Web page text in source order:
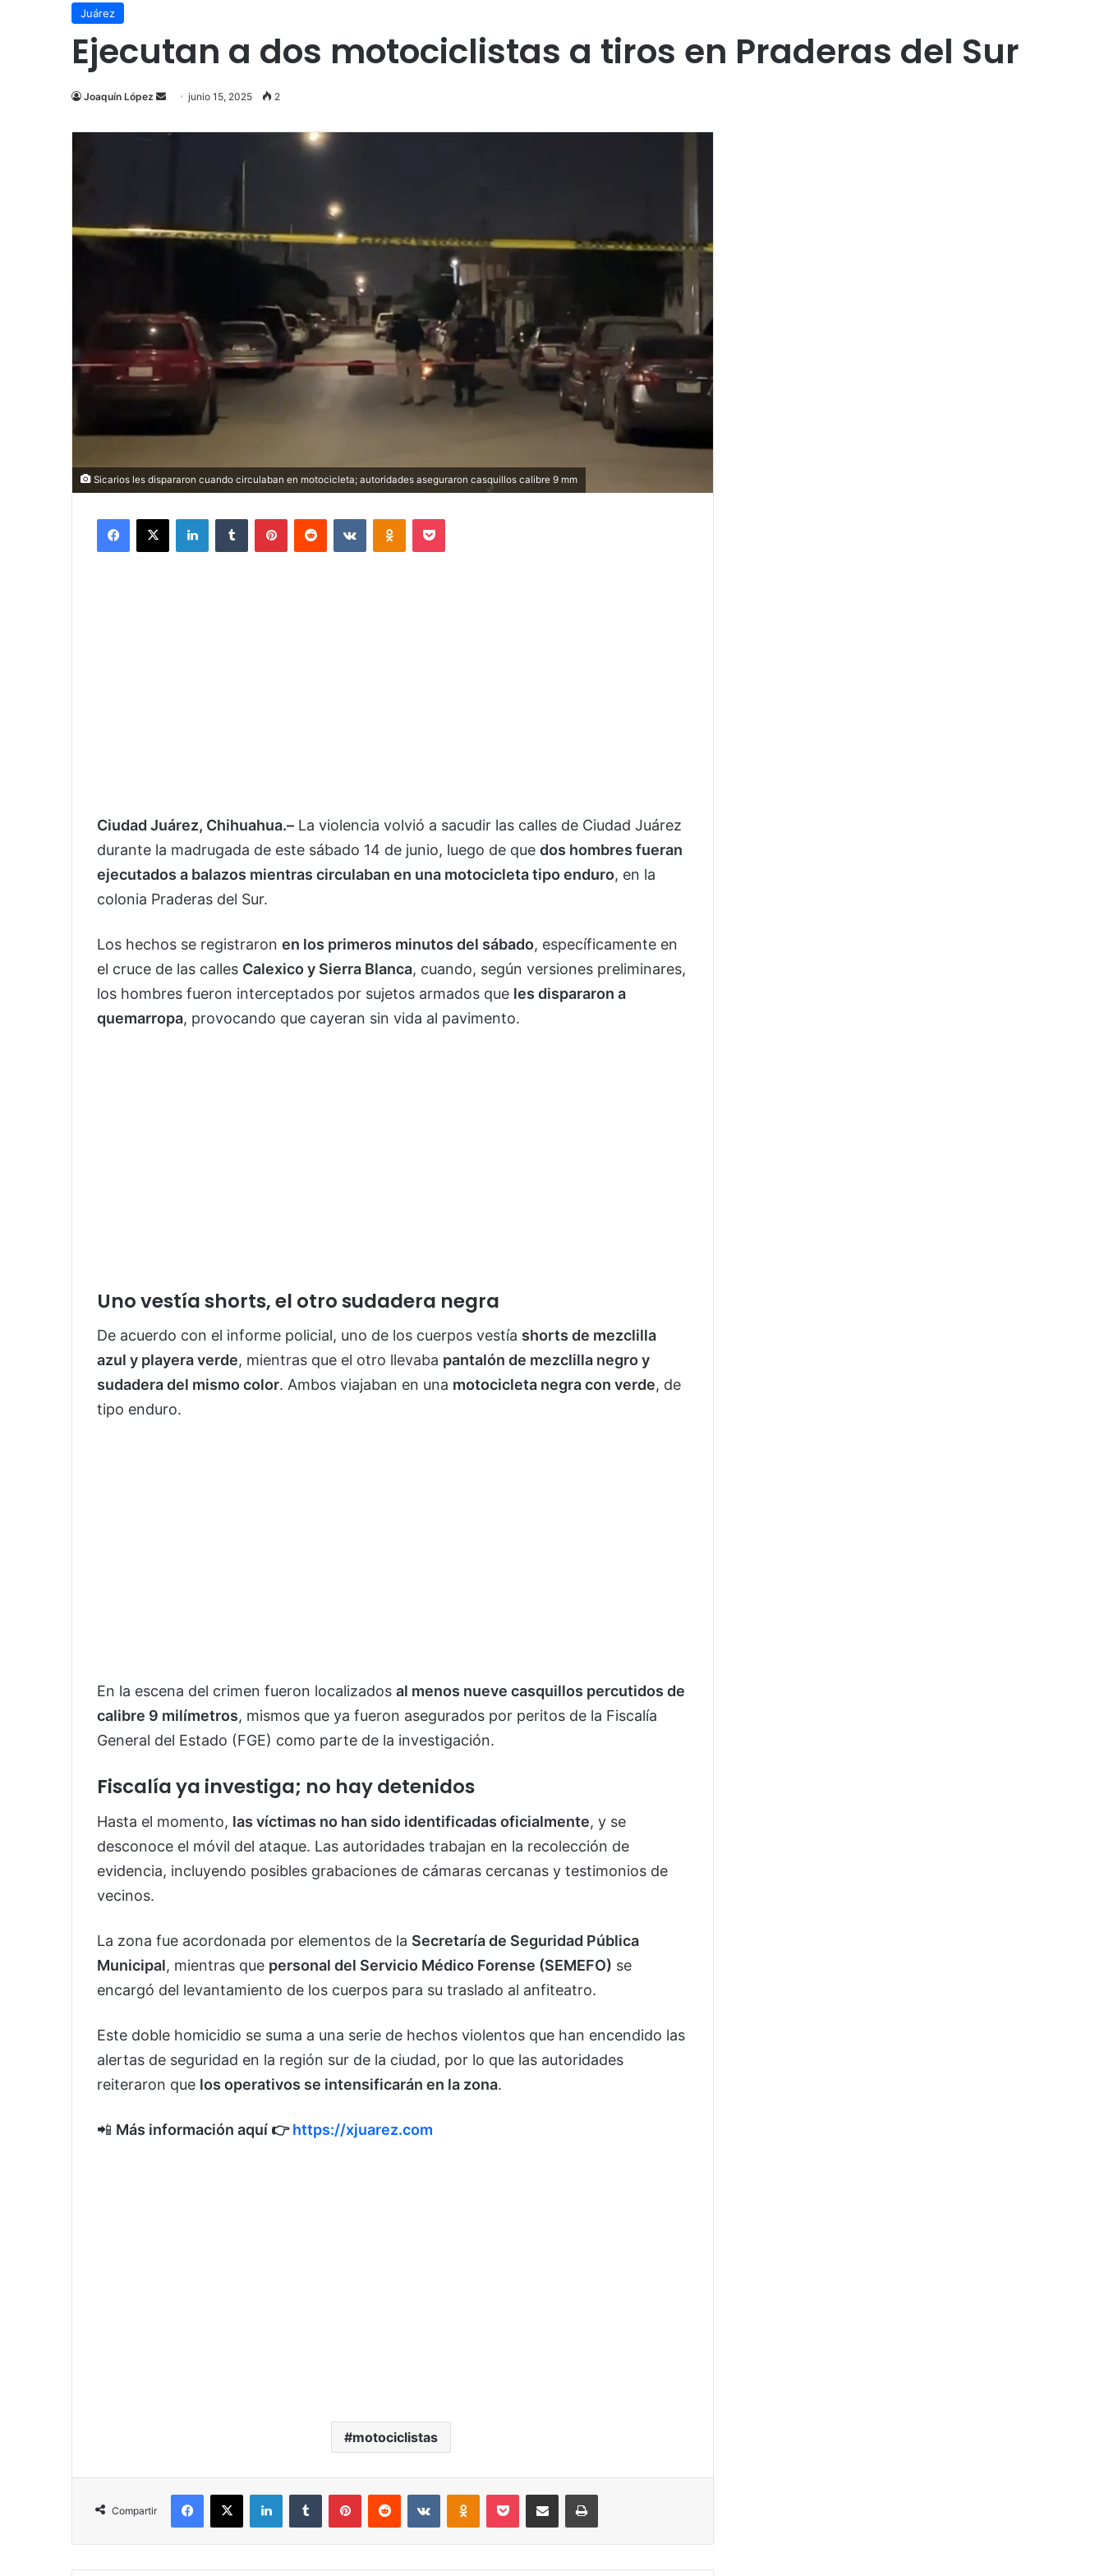
Juárez
Ejecutan a dos motociclistas a tiros en Praderas del Sur
Joaquín López
Send
email
junio 15, 2025 2
Sicarios les dispararon cuando circulaban en motocicleta; autoridades aseguraron casquillos calibre 9 mm
Facebook
X LinkedInTumblr PinterestReddit VKontakteOdnoklassniki
Pocket
Ciudad Juárez, Chihuahua.– La violencia volvió a sacudir las calles de Ciudad Juárez
durante la madrugada de este sábado 14 de junio, luego de que dos hombres fueran
ejecutados a balazos mientras circulaban en una motocicleta tipo enduro, en la
colonia Praderas del Sur.
Los hechos se registraron en los primeros minutos del sábado, específicamente en
el cruce de las calles Calexico y Sierra Blanca, cuando, según versiones preliminares,
los hombres fueron interceptados por sujetos armados que les dispararon a
quemarropa, provocando que cayeran sin vida al pavimento.
Uno vestía shorts, el otro sudadera negra
De acuerdo con el informe policial, uno de los cuerpos vestía shorts de mezclilla
azul y playera verde, mientras que el otro llevaba pantalón de mezclilla negro y
sudadera del mismo color. Ambos viajaban en una motocicleta negra con verde, de
tipo enduro.
En la escena del crimen fueron localizados al menos nueve casquillos percutidos de
calibre 9 milímetros, mismos que ya fueron asegurados por peritos de la Fiscalía
General del Estado (FGE) como parte de la investigación.
Fiscalía ya investiga; no hay detenidos
Hasta el momento, las víctimas no han sido identificadas oficialmente, y se
desconoce el móvil del ataque. Las autoridades trabajan en la recolección de
evidencia, incluyendo posibles grabaciones de cámaras cercanas y testimonios de
vecinos.
La zona fue acordonada por elementos de la Secretaría de Seguridad Pública
Municipal, mientras que personal del Servicio Médico Forense (SEMEFO) se
encargó del levantamiento de los cuerpos para su traslado al anfiteatro.
Este doble homicidio se suma a una serie de hechos violentos que han encendido las
alertas de seguridad en la región sur de la ciudad, por lo que las autoridades
reiteraron que los operativos se intensificarán en la zona.
📲 Más información aquí 👉https://xjuarez.com
motociclistas
Compartir
Facebook
X LinkedInTumblr PinterestReddit VKontakteOdnoklassniki
Pocket Share via Email Print